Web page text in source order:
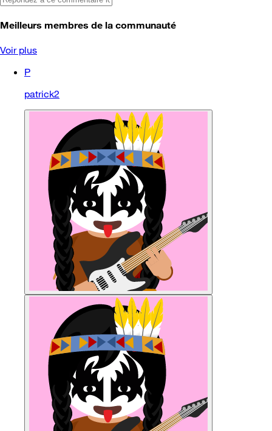
Meilleurs membres de la communauté
Voir plus
P
patrick2